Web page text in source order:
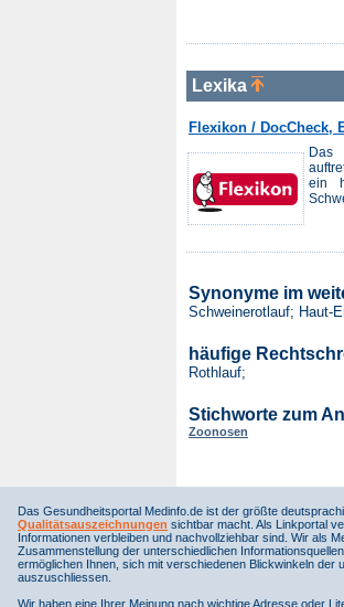
Lexika
Flexikon / DocCheck,
Das
ein
Synonyme im
Schweinerotlauf; Haut-
häufige
Rothlauf;
Stichworte zum
Zoonosen
Das Gesundheitsportal Medinfo.de ist der größte
Qualitätsauszeichnungen sichtbar macht. Als Linkportal
Informationen verbleiben und nachvollziehbar sind. Wir als
Zusammenstellung der unterschiedlichen
ermöglichen Ihnen, sich mit verschiedenen Blickwinkeln
auszuschliessen.
Wir haben eine Ihrer Meinung nach wichtige Adresse oder